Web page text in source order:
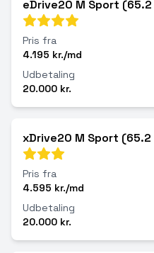
eDrive20 M Sport (65.2
Pris fra
4.195 kr./md
Udbetaling
20.000 kr.
xDrive20 M Sport (65.2
Pris fra
4.595 kr./md
Udbetaling
20.000 kr.